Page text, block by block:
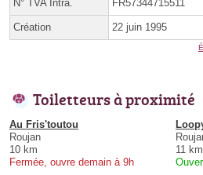
N° TVA Intra. FR57344715511
Création 22 juin 1995
Toiletteurs à proximité
Au Fris'toutou
Roujan
10 km
Fermée, ouvre demain à 9h
11 km